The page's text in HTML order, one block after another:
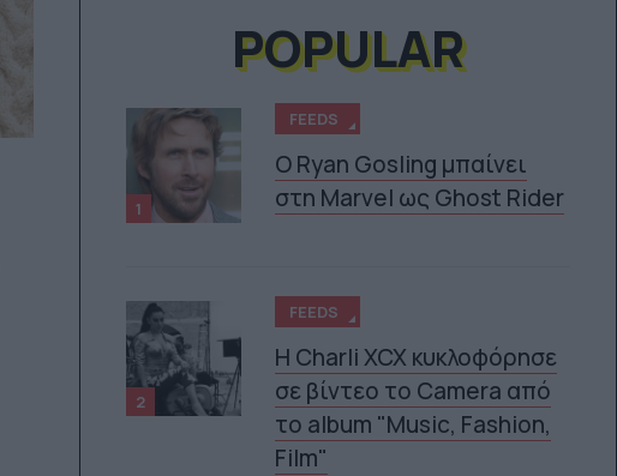
POPULAR
1
FEEDS
Ο Ryan Gosling μπαίνει
στη Marvel ως Ghost Rider
2
FEEDS
H Charli XCX κυκλοφόρησε
σε βίντεο το Camera από
το album "Music, Fashion,
Film"